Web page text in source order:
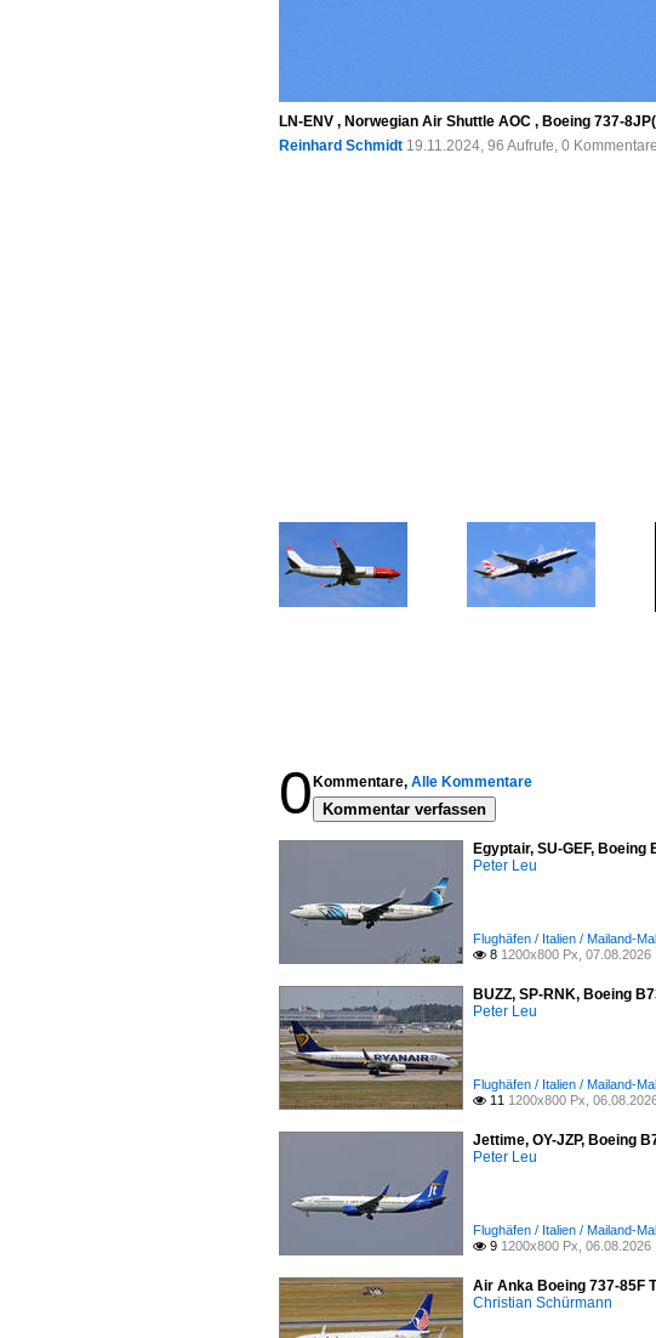
LN-ENV , Norwegian Air Shuttle AOC , Boeing 737-
Reinhard Schmidt 19.11.2024, 96 Aufrufe, 0 Kommentare
0 Kommentare, Alle Kommentare
Kommentar verfassen
Egyptair, SU-GEF,
Peter Leu
Flughäfen / Italien / Mailand-
 8 1200x800 Px, 07.08.2026
BUZZ, SP-RNK, Boeing
Peter Leu
Flughäfen / Italien / Mailand-
 11 1200x800 Px,
Jettime, OY-JZP, Boeing
Peter Leu
Flughäfen / Italien / Mailand-
 9 1200x800 Px, 06.08.2026
Air Anka Boeing 737-85F
Christian Schürmann